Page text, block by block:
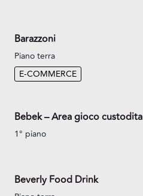
Barazzoni
Piano terra
E-COMMERCE
Bebek – Area gioco custodita
1° piano
Beverly Food Drink